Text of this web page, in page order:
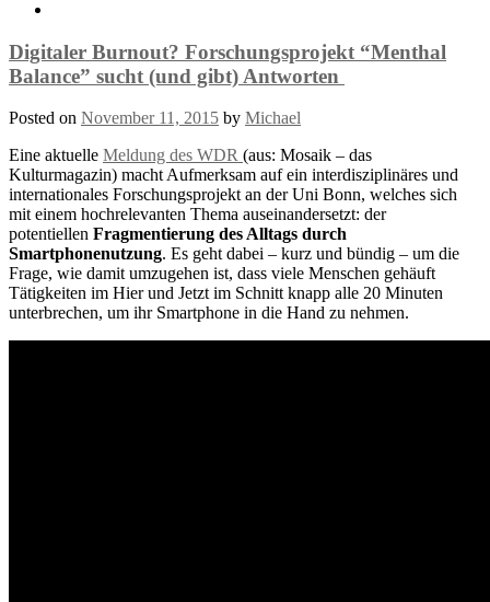
Digitaler Burnout? Forschungsprojekt “Menthal
Balance” sucht (und gibt) Antworten
Posted on November 11, 2015 by Michael
Eine aktuelle Meldung des WDR (aus: Mosaik – das
Kulturmagazin) macht Aufmerksam auf ein interdisziplinäres und
internationales Forschungsprojekt an der Uni Bonn, welches sich
mit einem hochrelevanten Thema auseinandersetzt: der
potentiellen Fragmentierung des Alltags durch
Smartphonenutzung. Es geht dabei – kurz und bündig – um die
Frage, wie damit umzugehen ist, dass viele Menschen gehäuft
Tätigkeiten im Hier und Jetzt im Schnitt knapp alle 20 Minuten
unterbrechen, um ihr Smartphone in die Hand zu nehmen.